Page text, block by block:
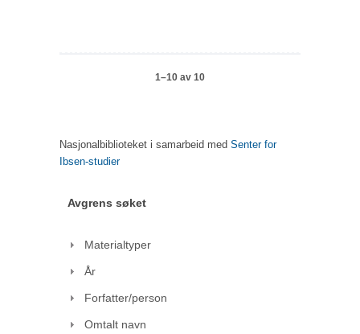
1–10 av 10
Nasjonalbiblioteket i samarbeid med Senter for
Ibsen-studier
Avgrens søket
Materialtyper
År
Forfatter/person
Omtalt navn